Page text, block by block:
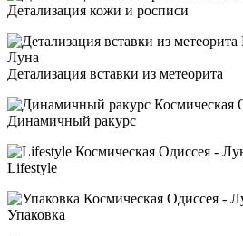
Детализация кожи и росписи
Детализация вставки из метеорита
Динамичный ракурс
Lifestyle
Упаковка